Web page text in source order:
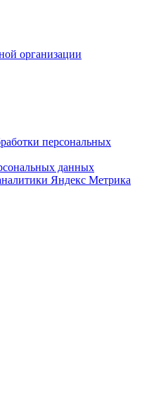
организации
персональных
данных
Яндекс Метрика